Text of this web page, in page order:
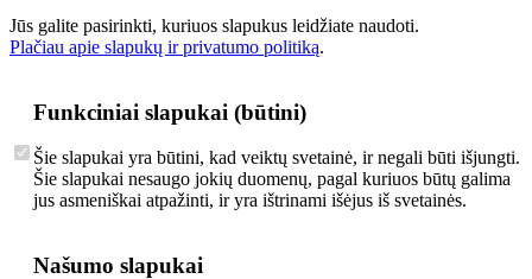
Jūs galite pasirinkti, kuriuos slapukus leidžiate naudoti.
Plačiau apie slapukų ir privatumo politiką.
Funkciniai slapukai (būtini)
Šie slapukai yra būtini, kad veiktų svetainė, ir negali būti išjungti.
Šie slapukai nesaugo jokių duomenų, pagal kuriuos būtų galima
jus asmeniškai atpažinti, ir yra ištrinami išėjus iš svetainės.
Našumo slapukai